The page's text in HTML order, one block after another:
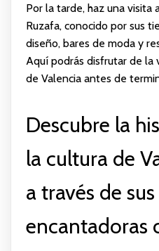
Por la tarde, haz una visita
Ruzafa, conocido por sus
diseño, bares de moda y
Aquí podrás disfrutar de la
de Valencia antes de
Descubre la
la cultura de
a través de sus
encantadoras